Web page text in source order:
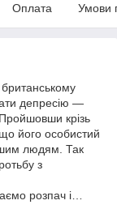
Оплата Умови
депресію —
крізь
його особистий
людям. Так
з
розпач і…